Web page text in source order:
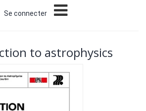
Se connecter
to astrophysics